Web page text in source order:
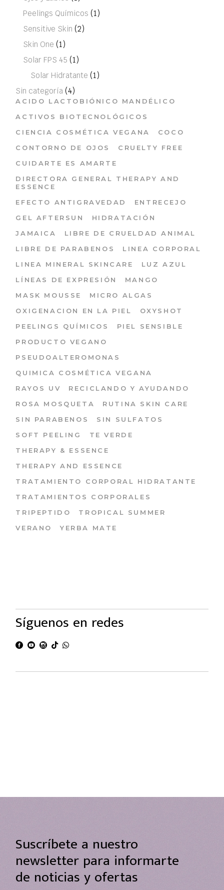
Peelings Químicos (1)
Sensitive Skin (2)
Skin One (1)
Solar FPS 45 (1)
Solar Hidratante (1)
Sin categoría (4)
ACIDO LACTOBIÓNICO MANDÉLICO
ACTIVOS BIOTECNOLÓGICOS
CIENCIA COSMÉTICA VEGANA
COCO
CONTORNO DE OJOS
CRUELTY FREE
CUIDARTE ES AMARTE
DIRECTORA GENERAL THERAPY AND
ESSENCE
EFECTO ANTIGRAVEDAD
ENTRECEJO
GEL AFTERSUN
HIDRATACIÓN
JAMAICA
LIBRE DE CRUELDAD ANIMAL
LIBRE DE PARABENOS
LINEA CORPORAL
LINEA MINERAL SKINCARE
LUZ AZUL
LÍNEAS DE EXPRESIÓN
MANGO
MASK MOUSSE
MICRO ALGAS
OXIGENACION EN LA PIEL
OXYSHOT
PEELINGS QUÍMICOS
PIEL SENSIBLE
PRODUCTO VEGANO
PSEUDOALTEROMONAS
QUIMICA COSMÉTICA VEGANA
RAYOS UV
RECICLANDO Y AYUDANDO
ROSA MOSQUETA
RUTINA SKIN CARE
SIN PARABENOS
SIN SULFATOS
SOFT PEELING
TE VERDE
THERAPY & ESSENCE
THERAPY AND ESSENCE
TRATAMIENTO CORPORAL HIDRATANTE
TRATAMIENTOS CORPORALES
TRIPEPTIDO
TROPICAL SUMMER
VERANO
YERBA MATE
Síguenos en redes
Suscríbete a nuestro
newsletter para informarte
de noticias y ofertas